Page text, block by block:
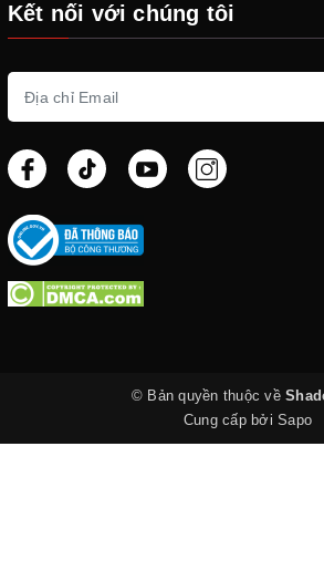
Kết nối với chúng tôi
© Bản quyền thuộc về
Cung cấp bởiSapo